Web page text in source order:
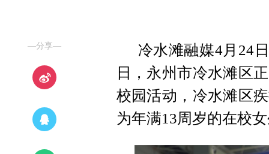
—分享—
冷水滩融媒4月24
日，永州市冷水滩区
校园活动，冷水滩区
为年满13周岁的在校